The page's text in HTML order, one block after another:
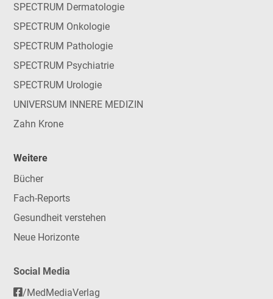
SPECTRUM Dermatologie
SPECTRUM Onkologie
SPECTRUM Pathologie
SPECTRUM Psychiatrie
SPECTRUM Urologie
UNIVERSUM INNERE MEDIZIN
Zahn Krone
Weitere
Bücher
Fach-Reports
Gesundheit verstehen
Neue Horizonte
Social Media
/MedMediaVerlag